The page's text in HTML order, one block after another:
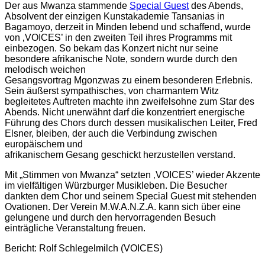
Der aus Mwanza stammende Special Guestdes Abends,
Absolvent der einzigen Kunstakademie Tansanias in
Bagamoyo, derzeit in Minden lebend und schaffend, wurde
von ‚VOICES’ in den zweiten Teil ihres Programms mit
einbezogen. So bekam das Konzert nicht nur seine
besondere afrikanische Note, sondern wurde durch den
melodisch weichen
Gesangsvortrag Mgonzwas zu einem besonderen Erlebnis.
Sein äußerst sympathisches, von charmantem Witz
begleitetes Auftreten machte ihn zweifelsohne zum Star des
Abends. Nicht unerwähnt darf die konzentriert energische
Führung des Chors durch dessen musikalischen Leiter, Fred
Elsner, bleiben, der auch die Verbindung zwischen
europäischem und
afrikanischem Gesang geschickt herzustellen verstand.
Mit „Stimmen von Mwanza“ setzten ‚VOICES’ wieder Akzente
im vielfältigen Würzburger Musikleben. Die Besucher
dankten dem Chor und seinem Special Guest mit stehenden
Ovationen. Der Verein M.W.A.N.Z.A. kann sich über eine
gelungene und durch den hervorragenden Besuch
einträgliche Veranstaltung freuen.
Bericht: Rolf Schlegelmilch (VOICES)